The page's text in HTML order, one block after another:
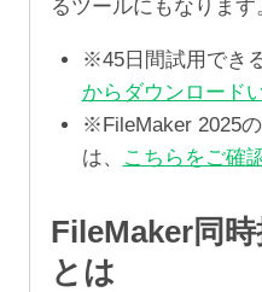
るツールにもなります
※45日間試用でき
からダウンロード
※FileMaker 2025
は、
こちらをご確
FileMaker同
とは